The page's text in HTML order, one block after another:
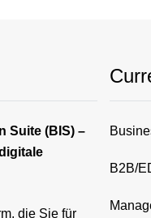
Suite (BIS) –
die Sie für
B2B/